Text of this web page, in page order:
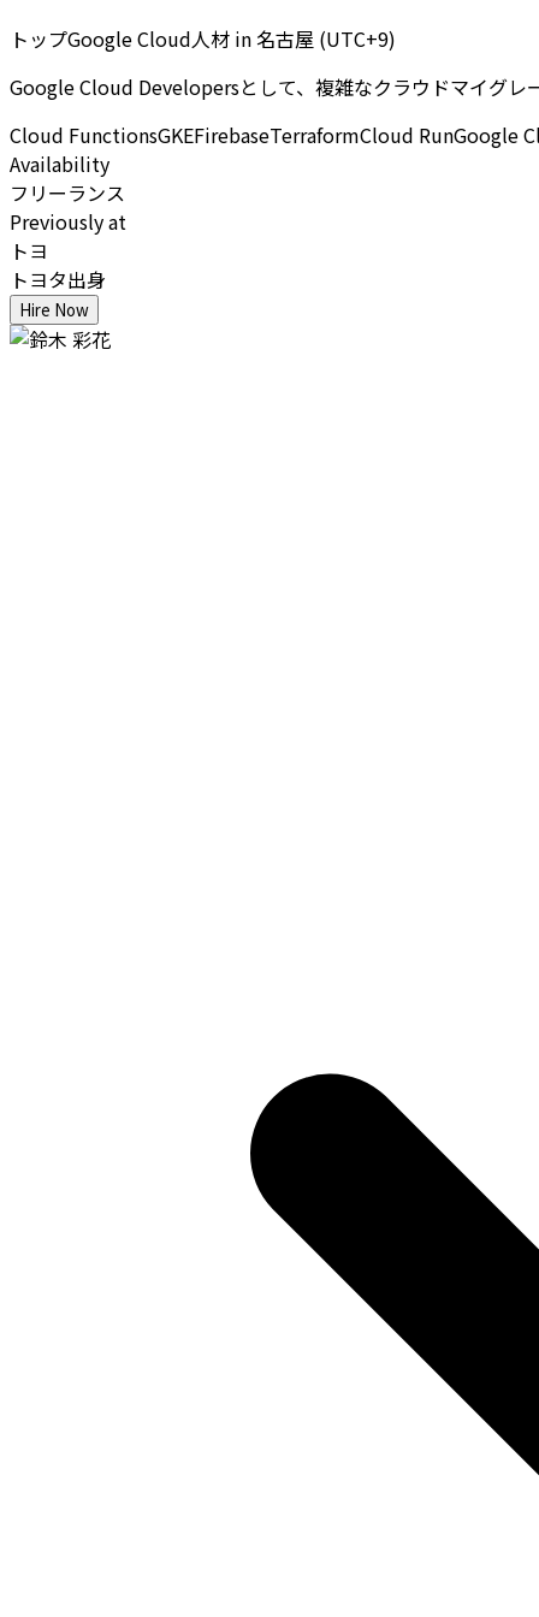
トップGoogle Cloud人材 in 名古屋 (UTC+9)
Google Cloud Developersとして、複雑なクラウドマイグ
Cloud FunctionsGKEFirebaseTerraformCloud RunGoogle
Availability
フリーランス
Previously at
トヨ
トヨタ出身
Hire Now